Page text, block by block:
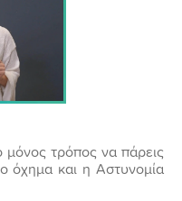
μόνος τρόπος να πάρεις
όχημα και η Αστυνομία